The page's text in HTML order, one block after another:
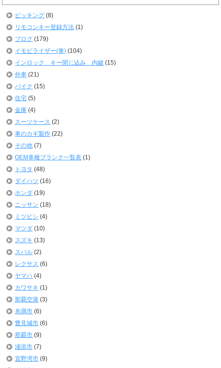
ピッキング (8)
リモコンキー登録方法 (1)
ブログ (179)
イモビライザー(車) (104)
インロック キー閉じ込み 内鍵 (15)
外車 (21)
バイク (15)
住宅 (5)
金庫 (4)
スーツケース (2)
車のカギ製作 (22)
その他 (7)
OEM車種ブランク一覧表 (1)
トヨタ (48)
ダイハツ (16)
ホンダ (19)
ニッサン (18)
ミツビシ (4)
マツダ (10)
スズキ (13)
スバル (2)
レクサス (6)
ヤマハ (4)
カワサキ (1)
那覇空港 (3)
糸満市 (6)
豊見城市 (6)
那覇市 (9)
浦添市 (7)
宜野湾市 (9)